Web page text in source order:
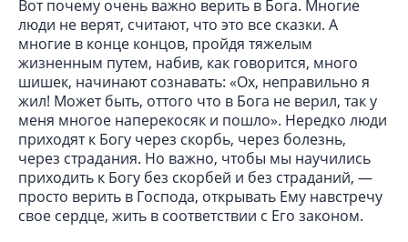
Вот почему очень важно верить в Бога. Многие
люди не верят, считают, что это все сказки. А
многие в конце концов, пройдя тяжелым
жизненным путем, набив, как говорится, много
шишек, начинают сознавать: «Ох, неправильно я
жил! Может быть, оттого что в Бога не верил, так у
меня многое наперекосяк и пошло». Нередко люди
приходят к Богу через скорбь, через болезнь,
через страдания. Но важно, чтобы мы научились
приходить к Богу без скорбей и без страданий, —
просто верить в Господа, открывать Ему навстречу
свое сердце, жить в соответствии с Его законом.